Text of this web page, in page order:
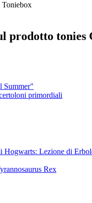
Toniebox
prodotto
Summer"
primordiali
Hogwarts: Lezione di
Rex